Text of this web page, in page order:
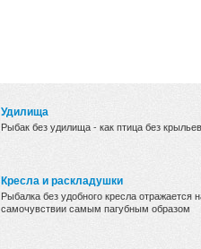
Удилища
Рыбак без удилища - как птица без крыльев
Кресла и раскладушки
Рыбалка без удобного кресла отражается
самочувствии самым пагубным образом